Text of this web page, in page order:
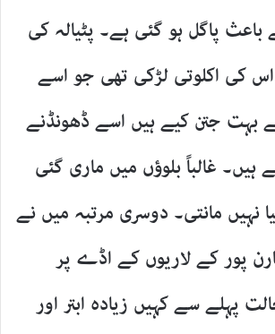
پاگل ہو گئی ہے۔ پٹیالہ کی
کی اکلوتی لڑکی تھی جو اسے
بہت جتن کیے ہیں اسے ڈھونڈنے
ہیں۔ غالباً بلوؤں میں ماری گئی
نہیں مانتی۔ دوسری مرتبہ میں نے
پور کے لاریوں کے اڈے پر
پہلے سے کہیں زیادہ ابتر اور